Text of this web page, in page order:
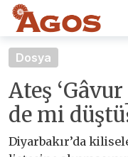
Dosya
Ateş
de mi
Diyarbakır’da